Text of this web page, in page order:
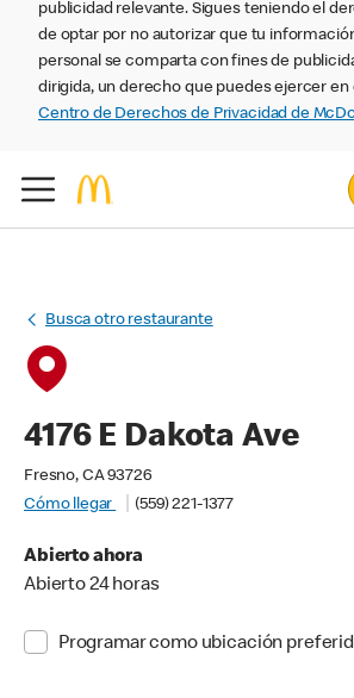
publicidad relevante. Sigues teniendo el
de optar por no autorizar que tu
personal se comparta con fines de
dirigida, un derecho que puedes ejercer en
Centro de Derechos de Privacidad de
Busca otro restaurante
4176 E Dakota Ave
Fresno, CA 93726
Cómo llegar
(559) 221-1377
Abierto ahora
Abierto 24 horas
Programar como ubicación